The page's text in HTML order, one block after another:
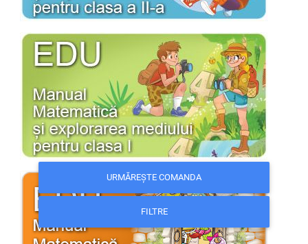
URMĂREȘTE COMANDA
FILTRE